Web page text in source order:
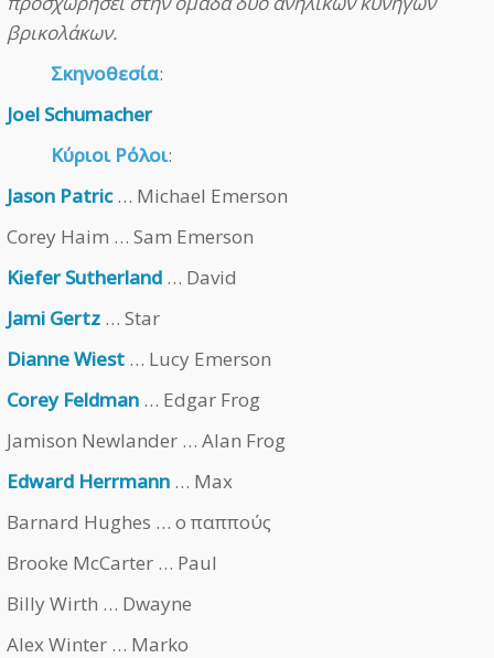
βρικολάκων.
Σκηνοθεσία:
Joel Schumacher
Κύριοι Ρόλοι:
Jason Patric… Michael Emerson
Corey Haim … Sam Emerson
Kiefer Sutherland … David
Jami Gertz … Star
Dianne Wiest … Lucy Emerson
Corey Feldman … Edgar Frog
Jamison Newlander … Alan Frog
Edward Herrmann … Max
Barnard Hughes … ο παππούς
Brooke McCarter … Paul
Billy Wirth … Dwayne
Alex Winter … Marko